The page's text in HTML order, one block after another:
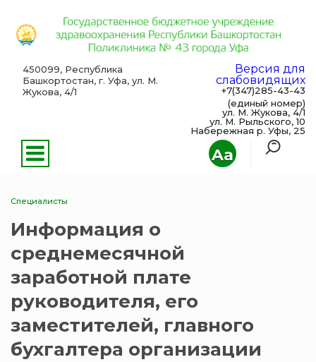
Aa
450099, Республика
Башкортостан, г. Уфа, ул. М.
Жукова, 4/1
Версия для
слабовидящих
+7(347)285-43-43
(единый номер)
ул. М. Жукова, 4/1
ул. М. Рыльского, 10
Набережная р. Уфы, 25
Специалисты
Информация о
среднемесячной
заработной плате
руководителя, его
заместителей, главного
бухгалтера организации